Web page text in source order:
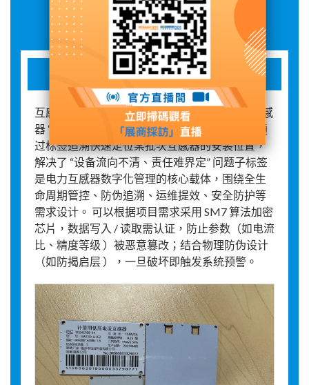
展品詳情
电网互感器资产标签
互感器 RFID 标签承载唯一识别编码，可追溯互感
器 “生产批次检定机构安装台区” 全链条信息。通
过标签追溯快速定位某批次互感器的安装位置，
解决了 “设备流向不清、责任难界定” 问题子标签
是电力互感器数字化管理的核心载体，围绕全生
命周期管控、防伪追溯、运维提效、安全防护等
需求设计。 可以根据项目需求采用 SM7 算法加密
芯片，数据写入 / 读取需认证，防止参数（如电流
比、精度等级 ）被恶意篡改；结合物理防伪设计
（如防揭启层 ），一旦破坏即触发系统预警。